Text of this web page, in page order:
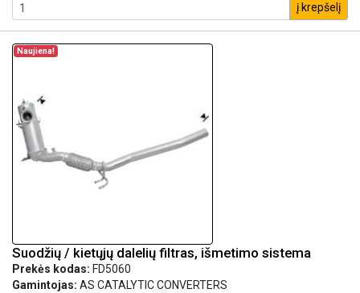
į krepšelį
Naujiena!
Suodžių / kietųjų dalelių filtras, išmetimo sistema
Prekės kodas: FD5060
Gamintojas: AS CATALYTIC CONVERTERS